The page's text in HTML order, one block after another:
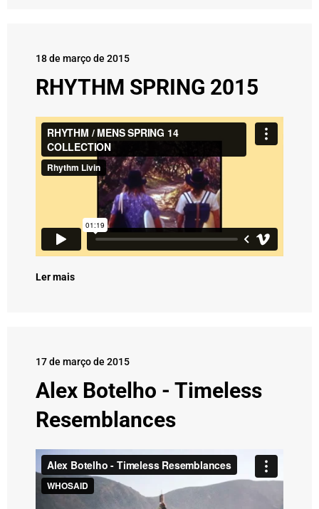
18 de março de 2015
RHYTHM SPRING 2015
Ler mais
17 de março de 2015
Alex Botelho - Timeless
Resemblances